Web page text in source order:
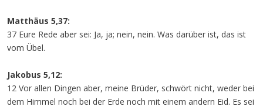
Matthäus 5,37:
37 Eure Rede aber sei: Ja, ja; nein, nein. Was darüber ist, das ist
vom Übel.
Jakobus 5,12:
12 Vor allen Dingen aber, meine Brüder, schwört nicht, weder bei
dem Himmel noch bei der Erde noch mit einem andern Eid. Es sei